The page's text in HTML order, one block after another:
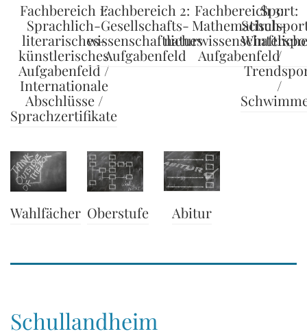
Fachbereich 1:
Sprachlich-
literarisches-
künstlerisches
Aufgabenfeld /
Internationale
Abschlüsse /
Sprachzertifikate
Fachbereich 2:
Gesellschafts-
wissenschaftliches
Aufgabenfeld
Fachbereich 3:
Mathematisch-
Aufgabenfeld
Sport:
/
/
Wahlfächer Oberstufe Abitur
Schullandheim